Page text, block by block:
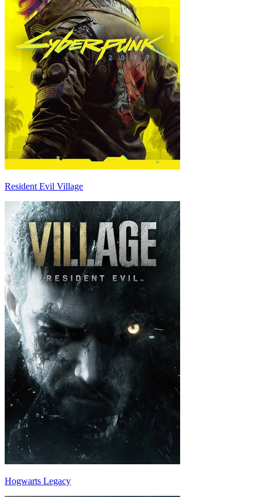
Resident Evil Village
Hogwarts Legacy